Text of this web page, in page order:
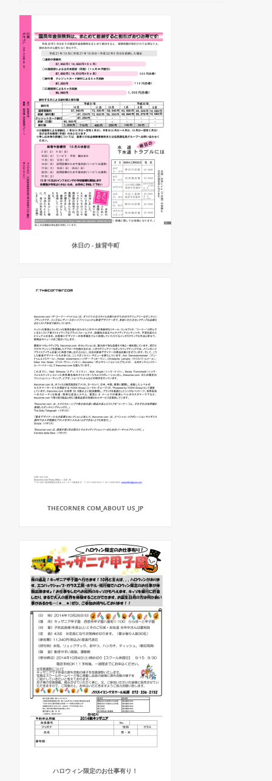
休日の - 妹背牛町
THECORNER COM_ABOUT US_JP
ハロウィン限定のお仕事有り！